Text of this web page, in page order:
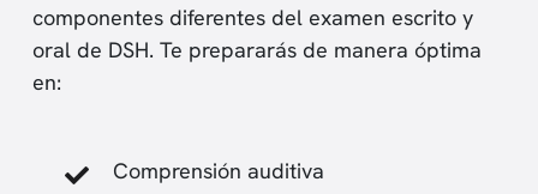
componentes diferentes del examen escrito y
oral de DSH. Te prepararás de manera óptima
en:
Comprensión auditiva